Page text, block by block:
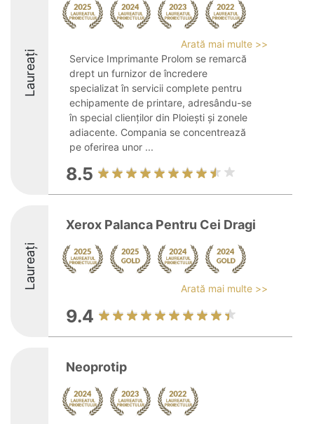
Laureați
Arată mai multe >>
Service Imprimante Prolom se remarcă
drept un furnizor de încredere
specializat în servicii complete pentru
echipamente de printare, adresându-se
în special clienților din Ploiești și zonele
adiacente. Compania se concentrează
pe oferirea unor ...
8.5
Laureați
Xerox Palanca Pentru Cei Dragi
Arată mai multe >>
9.4
Neoprotip